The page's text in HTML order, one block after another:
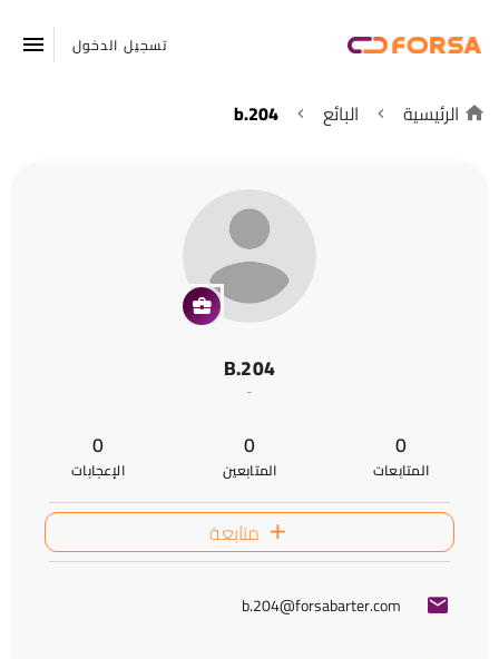
تسجيل الدخول
الرئيسية البائع b.204
B.204
-
0
المتابعات
0
المتابعين
0
الإعجابات
متابعة
b.204@forsabarter.com